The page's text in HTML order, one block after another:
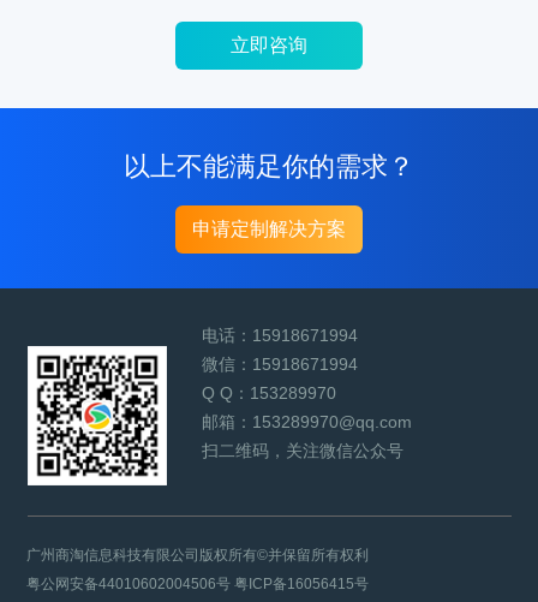
立即咨询
以上不能满足你的需求？
申请定制解决方案
电话： 15918671994
微信： 15918671994
Q Q： 153289970
邮箱： 153289970@qq.com
扫二维码，关注微信公众号
广州商淘信息科技有限公司版权所有©并保留所有权利
粤公网安备44010602004506号粤ICP备16056415号